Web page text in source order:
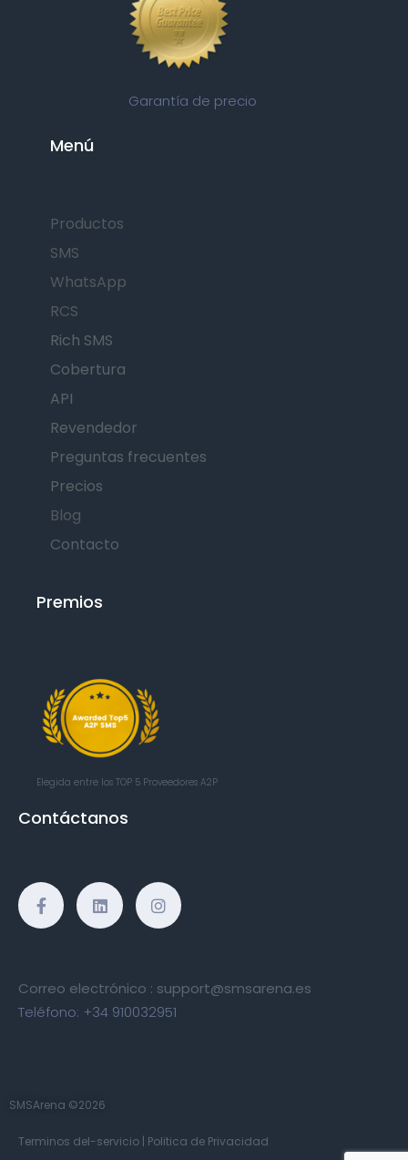
Garantía de precio
Menú
Productos
SMS
WhatsApp
RCS
Rich SMS
Cobertura
API
Revendedor
Preguntas frecuentes
Precios
Blog
Contacto
Premios
Elegida entre los TOP 5 Proveedores A2P
Contáctanos
Correo electrónico : support@smsarena.es
Teléfono: +34 910032951
SMSArena ©2026
Terminos del-servicio | Politica de Privacidad